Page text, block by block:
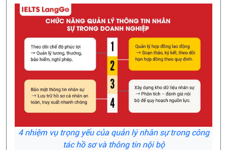
4 nhiệm vụ trọng yếu của quản lý nhân sự trong công
tác hồ sơ và thông tin nội bộ